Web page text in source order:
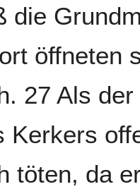
die
öffneten
27 Als
Kerkers
töten, da